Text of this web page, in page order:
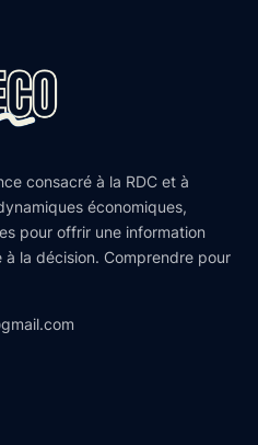
consacré à la RDC et à
économiques,
pour offrir une information
la décision. Comprendre pour